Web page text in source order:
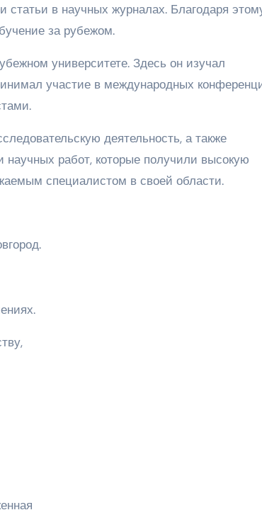
статьи в научных журналах. Благодаря
за рубежом.
университете. Здесь он изучал
участие в международных
деятельность, а также
научных работ, которые получили высокую
специалистом в своей области.